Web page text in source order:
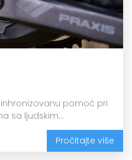
pomoć pri
sa ljudskim...
Pročitajte više